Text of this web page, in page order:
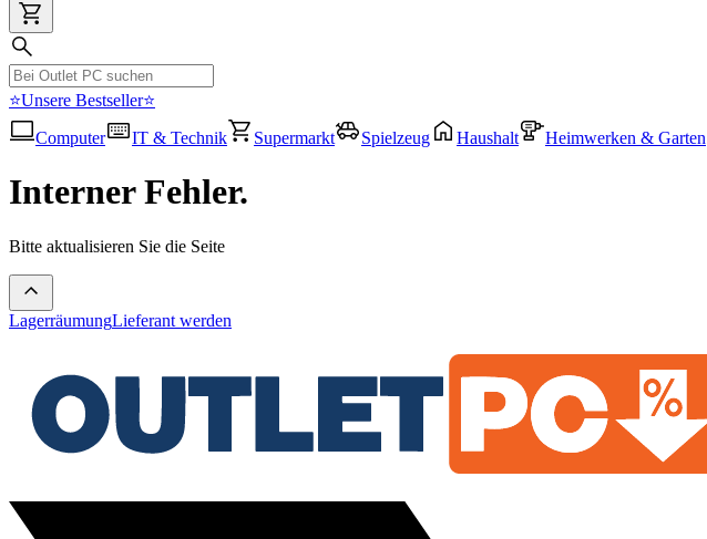
⭐Unsere Bestseller⭐
Computer
IT & Technik Supermarkt Spielzeug Haushalt Heimwerken & Garten
Interner Fehler.
Bitte aktualisieren Sie die Seite
LagerräumungLieferant werden